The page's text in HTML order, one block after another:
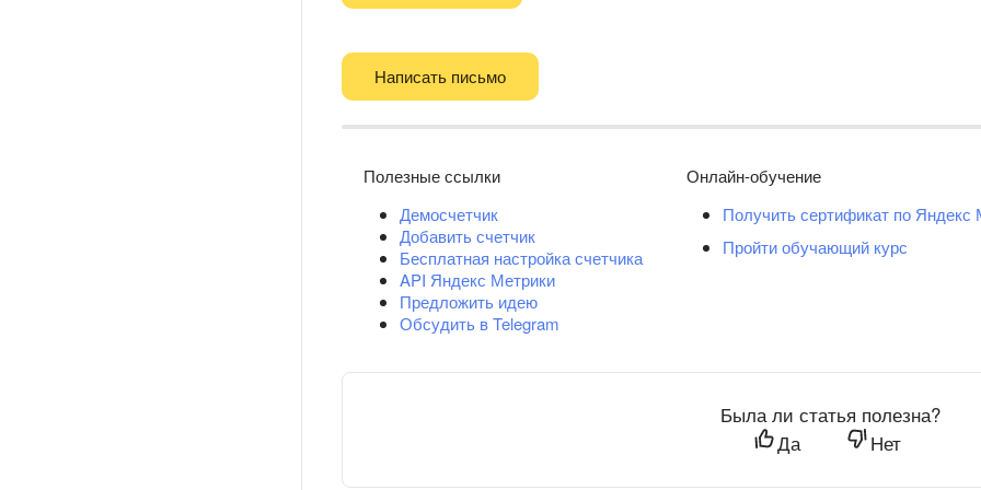
Написать письмо
Полезные ссылки
Демосчетчик
Добавить счетчик
Бесплатная настройка счетчика
API Яндекс Метрики
Предложить идею
Обсудить в Telegram
Онлайн-обучение
Получить сертификат по Яндекс
Пройти обучающий курс
Была ли статья полезна?
Да
Нет